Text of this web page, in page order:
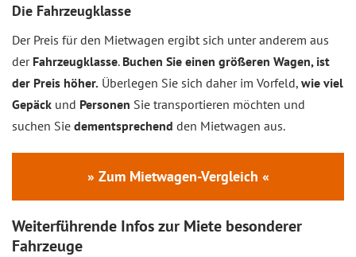
Die Fahrzeugklasse
Der Preis für den Mietwagen ergibt sich unter anderem aus
der Fahrzeugklasse. Buchen Sie einen größeren Wagen, ist
der Preis höher. Überlegen Sie sich daher im Vorfeld, wie viel
Gepäck und Personen Sie transportieren möchten und
suchen Sie dementsprechend den Mietwagen aus.
» Zum Mietwagen-Vergleich «
Weiterführende Infos zur Miete besonderer
Fahrzeuge